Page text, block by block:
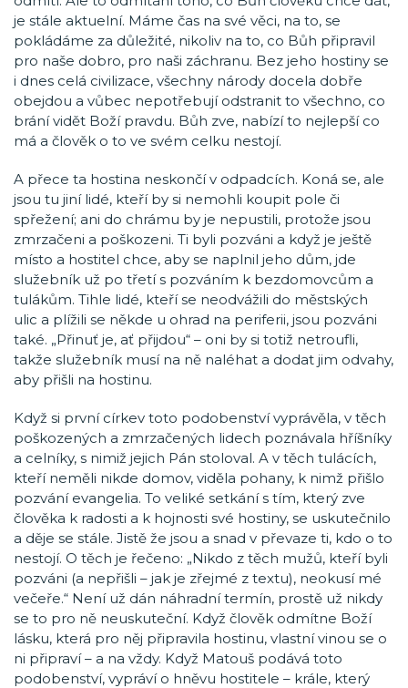
je stále aktuelní. Máme čas na své věci, na to, se
pokládáme za důležité, nikoliv na to, co Bůh připravil
pro naše dobro, pro naši záchranu. Bez jeho hostiny se
i dnes celá civilizace, všechny národy docela dobře
obejdou a vůbec nepotřebují odstranit to všechno, co
brání vidět Boží pravdu. Bůh zve, nabízí to nejlepší co
má a člověk o to ve svém celku nestojí.
A přece ta hostina neskončí v odpadcích. Koná se, ale
jsou tu jiní lidé, kteří by si nemohli koupit pole či
spřežení; ani do chrámu by je nepustili, protože jsou
zmrzačeni a poškozeni. Ti byli pozváni a když je ještě
místo a hostitel chce, aby se naplnil jeho dům, jde
služebník už po třetí s pozváním k bezdomovcům a
tulákům. Tihle lidé, kteří se neodvážili do městských
ulic a plížili se někde u ohrad na periferii, jsou pozváni
také. „Přinuť je, ať přijdou“ – oni by si totiž netroufli,
takže služebník musí na ně naléhat a dodat jim odvahy,
aby přišli na hostinu.
Když si první církev toto podobenství vyprávěla, v těch
poškozených a zmrzačených lidech poznávala hříšníky
a celníky, s nimiž jejich Pán stoloval. A v těch tulácích,
kteří neměli nikde domov, viděla pohany, k nimž přišlo
pozvání evangelia. To veliké setkání s tím, který zve
člověka k radosti a k hojnosti své hostiny, se uskutečnilo
a děje se stále. Jistě že jsou a snad v převaze ti, kdo o to
nestojí. O těch je řečeno: „Nikdo z těch mužů, kteří byli
pozváni (a nepřišli – jak je zřejmé z textu), neokusí mé
večeře.“ Není už dán náhradní termín, prostě už nikdy
se to pro ně neuskuteční. Když člověk odmítne Boží
lásku, která pro něj připravila hostinu, vlastní vinou se o
ni připraví – a na vždy. Když Matouš podává toto
podobenství, vypráví o hněvu hostitele – krále, který